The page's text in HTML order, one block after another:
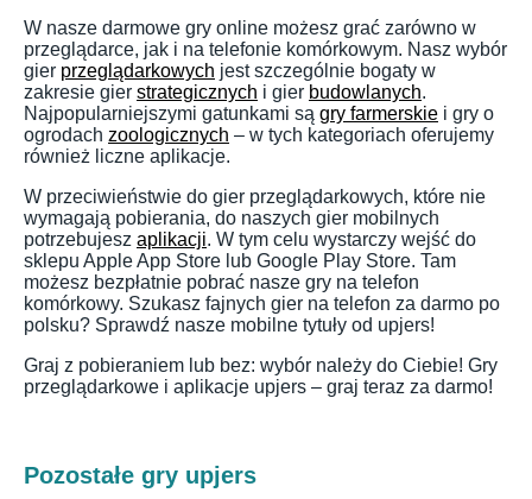
W nasze darmowe gry online możesz grać zarówno w
przeglądarce, jak i na telefonie komórkowym. Nasz wybór
gier przeglądarkowych jest szczególnie bogaty w
zakresie gier strategicznych i gier budowlanych.
Najpopularniejszymi gatunkami są gry farmerskie i gry o
ogrodach zoologicznych – w tych kategoriach oferujemy
również liczne aplikacje.
W przeciwieństwie do gier przeglądarkowych, które nie
wymagają pobierania, do naszych gier mobilnych
potrzebujesz aplikacji. W tym celu wystarczy wejść do
sklepu Apple App Store lub Google Play Store. Tam
możesz bezpłatnie pobrać nasze gry na telefon
komórkowy. Szukasz fajnych gier na telefon za darmo po
polsku? Sprawdź nasze mobilne tytuły od upjers!
Graj z pobieraniem lub bez: wybór należy do Ciebie! Gry
przeglądarkowe i aplikacje upjers – graj teraz za darmo!
Pozostałe gry upjers